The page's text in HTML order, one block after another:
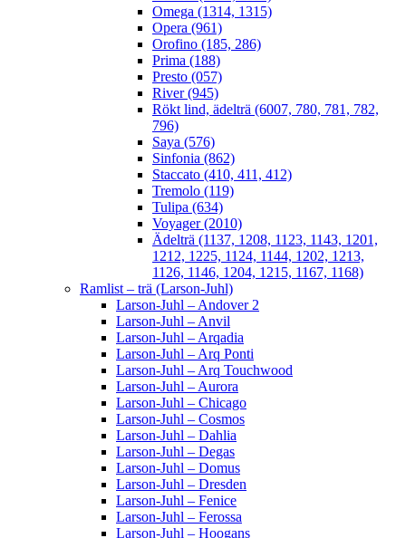
Omega (1314, 1315)
Opera (961)
Orofino (185, 286)
Prima (188)
Presto (057)
River (945)
Rökt lind, ädelträ (6007, 780, 781, 782,
796)
Saya (576)
Sinfonia (862)
Staccato (410, 411, 412)
Tremolo (119)
Tulipa (634)
Voyager (2010)
Ädelträ (1137, 1208, 1123, 1143, 1201,
1212, 1225, 1124, 1144, 1202, 1213,
1126, 1146, 1204, 1215, 1167, 1168)
Ramlist – trä (Larson-Juhl)
Larson-Juhl – Andover 2
Larson-Juhl – Anvil
Larson-Juhl – Arqadia
Larson-Juhl – Arq Ponti
Larson-Juhl – Arq Touchwood
Larson-Juhl – Aurora
Larson-Juhl – Chicago
Larson-Juhl – Cosmos
Larson-Juhl – Dahlia
Larson-Juhl – Degas
Larson-Juhl – Domus
Larson-Juhl – Dresden
Larson-Juhl – Fenice
Larson-Juhl – Ferossa
Larson-Juhl – Hoogans